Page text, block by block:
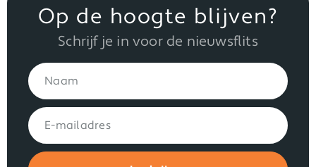
Op de hoogte blijven?
Schrijf je in voor de nieuwsflits